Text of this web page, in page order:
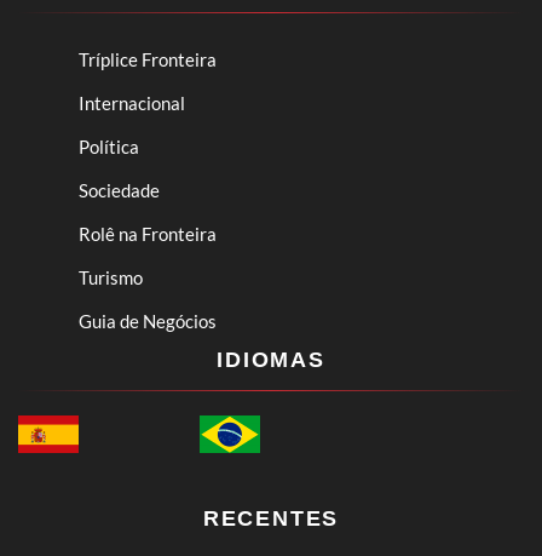
Tríplice Fronteira
Internacional
Política
Sociedade
Rolê na Fronteira
Turismo
Guia de Negócios
IDIOMAS
RECENTES